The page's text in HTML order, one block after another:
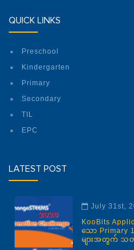
QUICK LINKS
Preschool
Kindergarten
Primary
Secondary
TIL
EPC
LATEST POST
July 31st,
KooBits
သော Primary
များအတွက် သတ